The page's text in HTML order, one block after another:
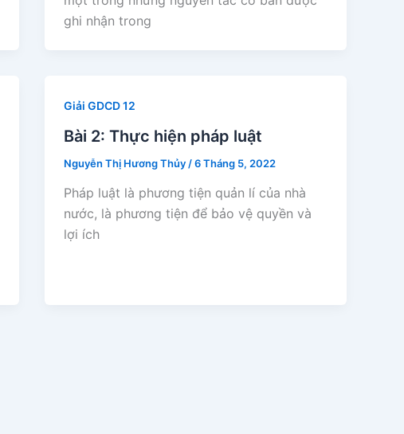
ghi nhận trong
Giải GDCD 12
Bài 2: Thực hiện pháp luật
Nguyễn Thị Hương Thủy /6 Tháng 5, 2022
Pháp luật là phương tiện quản lí của nhà
nước, là phương tiện để bảo vệ quyền và
lợi ích